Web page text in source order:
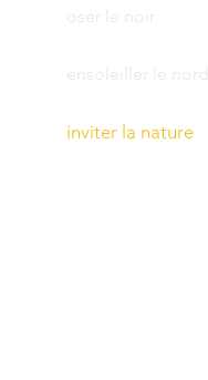
oser le noir
ensoleiller le nord
inviter la nature